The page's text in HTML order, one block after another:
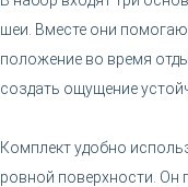
шеи. Вместе они
положение во время
создать ощущение
Комплект удобно
ровной поверхности. Он